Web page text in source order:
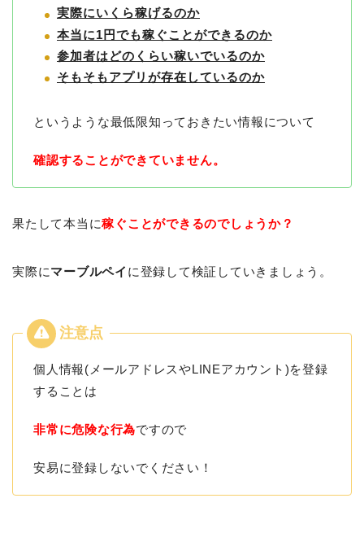
実際にいくら稼げるのか
本当に1円でも稼ぐことができるのか
参加者はどのくらい稼いでいるのか
そもそもアプリが存在しているのか
というような最低限知っておきたい情報について
確認することができていません。
果たして本当に稼ぐことができるのでしょうか？
実際にマーブルペイ に登録して検証していきましょう。
個人情報(メールアドレスやLINEアカウント)を登録
することは
非常に危険な行為ですので
安易に登録しないでください！